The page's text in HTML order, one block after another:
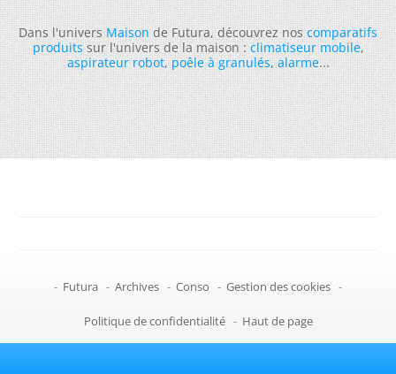
Dans l'universMaisonde Futura, découvrez noscomparatifs
produitssur l'univers de la maison :climatiseur mobile,
aspirateur robot,poêle à granulés,alarme...
- Futura - Archives - Conso - Gestion des cookies -
Politique de confidentialité - Haut de page